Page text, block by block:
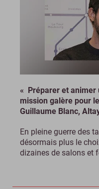
« Préparer et animer
mission galère pour
Guillaume Blanc,
En pleine guerre des
désormais plus le
dizaines de salons et